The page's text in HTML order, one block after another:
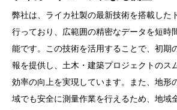
弊社は、ライカ社製の最新技術を搭載した
行っており、広範囲の精密なデータを短時
能です。この技術を活用することで、初期
報を提供し、土木・建築プロジェクトのス
効率の向上を実現しています。また、地形
域でも安全に測量作業を行えるため、地域